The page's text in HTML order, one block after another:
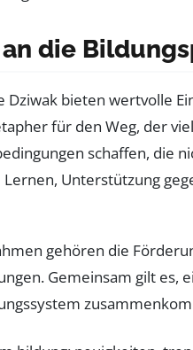
an die
Dziwak bieten wertvolle
für den Weg, der
schaffen, die
Unterstützung
gehören die
Gemeinsam gilt es,